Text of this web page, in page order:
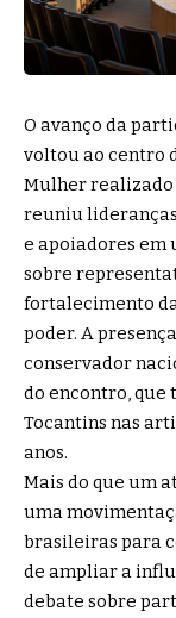
O avanço da
voltou ao centro
Mulher realizado
reuniu
e apoiadores em
sobre
fortalecimento
poder. A
conservador
do encontro, que
Tocantins nas
anos.
Mais do que um
uma
brasileiras para
de ampliar a
debate sobre